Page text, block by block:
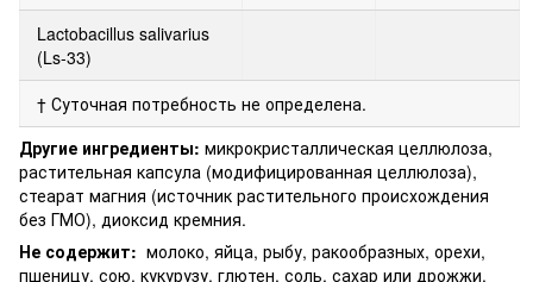
Lactobacillus salivarius
(Ls-33)
† Суточная потребность не определена.
Другие ингредиенты: микрокристаллическая целлюлоза,
растительная капсула (модифицированная целлюлоза),
стеарат магния (источник растительного происхождения
без ГМО), диоксид кремния.
Не содержит: молоко, яйца, рыбу, ракообразных, орехи,
пшеницу, сою, кукурузу, глютен, соль, сахар или дрожжи.